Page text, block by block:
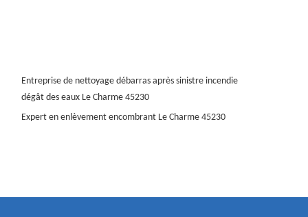
Entreprise de nettoyage débarras après sinistre incendie
dégât des eaux Le Charme 45230
Expert en enlèvement encombrant Le Charme 45230